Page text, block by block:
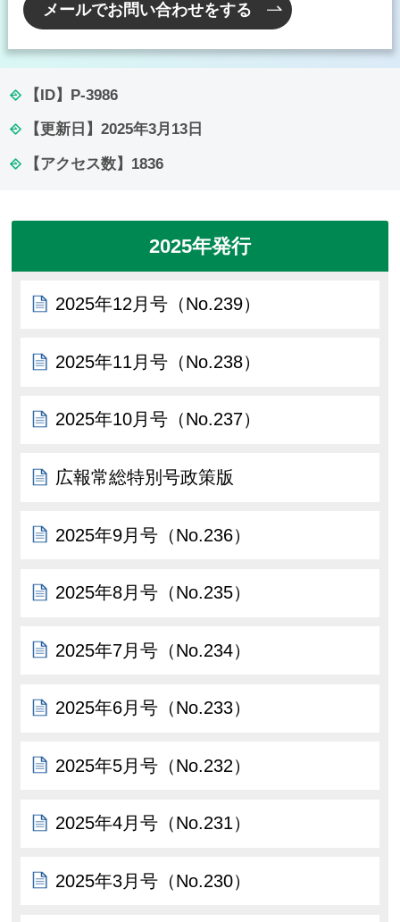
メールでお問い合わせをする
【ID】 P-3986
【更新日】 2025年3月13日
【アクセス数】 1836
2025年発行
2025年12月号（No.239）
2025年11月号（No.238）
2025年10月号（No.237）
広報常総特別号政策版
2025年9月号（No.236）
2025年8月号（No.235）
2025年7月号（No.234）
2025年6月号（No.233）
2025年5月号（No.232）
2025年4月号（No.231）
2025年3月号（No.230）